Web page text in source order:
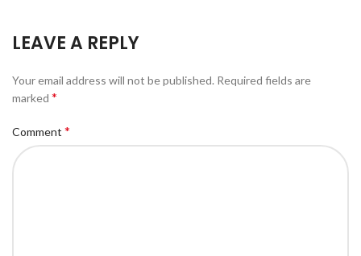
LEAVE A REPLY
Your email address will not be published. Required fields are
marked *
Comment *